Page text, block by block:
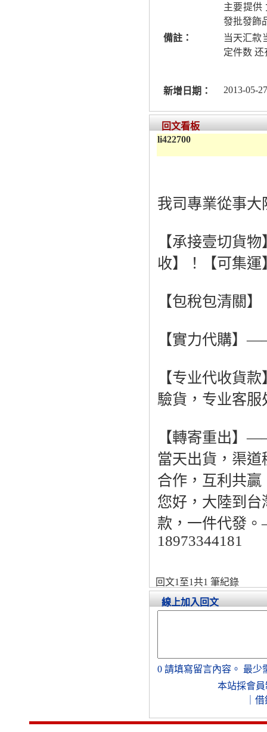
主要提供
發批發飾
備註：
当天汇款
定件数 还
新增日期： 2013-05-
回文看板
li422700
我司專業從事
【承接壹切貨
收】！【可集運
【包稅包清關
【實力代購】
【专业代收貨
驗貨，专业客服
【轉寄重出】
當天出貨，渠
合作，互利共贏
您好，大陸到
款，一件代發
18973344181
回文1至1共1 筆紀錄
線上加入回文
0 請填寫留言內容。 最少
本站採會員
借